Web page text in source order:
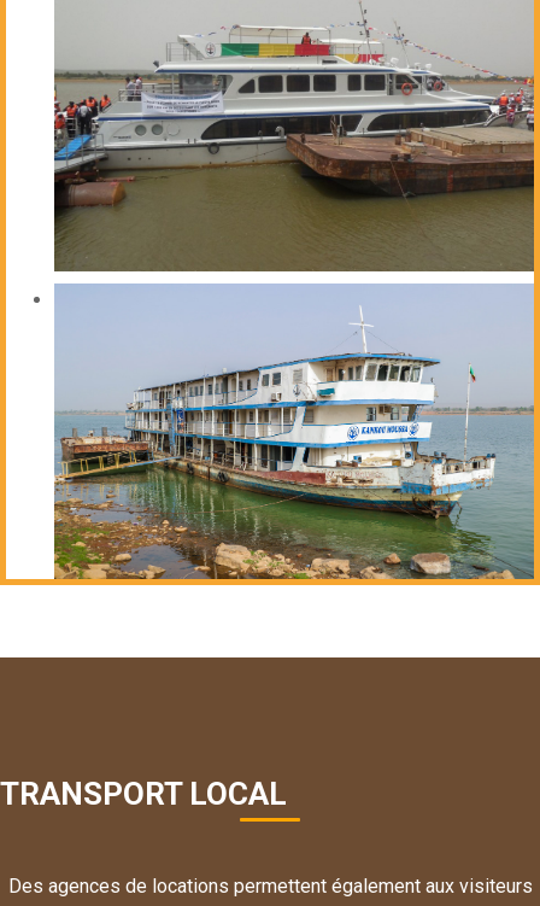
TRANSPORT LOCAL
Des agences de locations permettent également aux visiteurs